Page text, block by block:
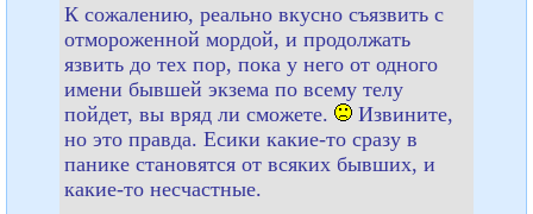
К сожалению, реально вкусно съязвить с
отмороженной мордой, и продолжать
язвить до тех пор, пока у него от одного
имени бывшей экзема по всему телу
пойдет, вы вряд ли сможете.
Извините,
но это правда. Есики какие-то сразу в
панике становятся от всяких бывших, и
какие-то несчастные.